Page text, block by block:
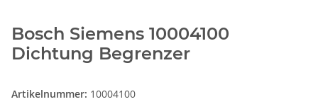
Bosch Siemens 10004100
Dichtung Begrenzer
Artikelnummer: 10004100